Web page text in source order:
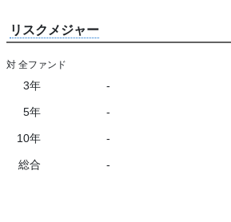
リスクメジャー
対 全ファンド
3年 -
5年 -
10年 -
総合 -